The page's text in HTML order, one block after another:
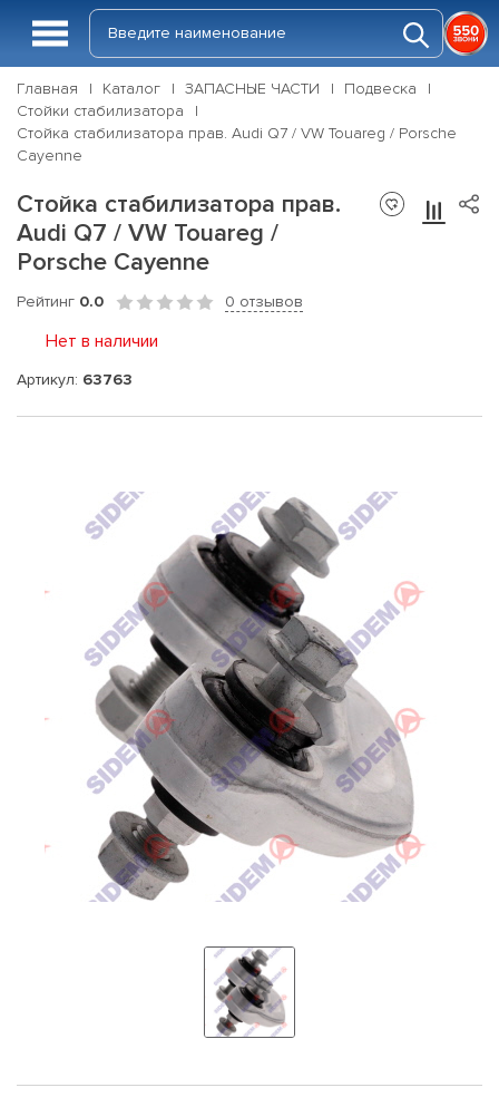
Главная Каталог ЗАПАСНЫЕ ЧАСТИ
Подвеска
Стойки стабилизатора
Стойка стабилизатора прав. Audi Q7 / VW Touareg / Porsche
Cayenne
Стойка стабилизатора прав.
Audi Q7 / VW Touareg /
Porsche Cayenne
Рейтинг 0.0 0 отзывов
Нет в наличии
Артикул: 63763